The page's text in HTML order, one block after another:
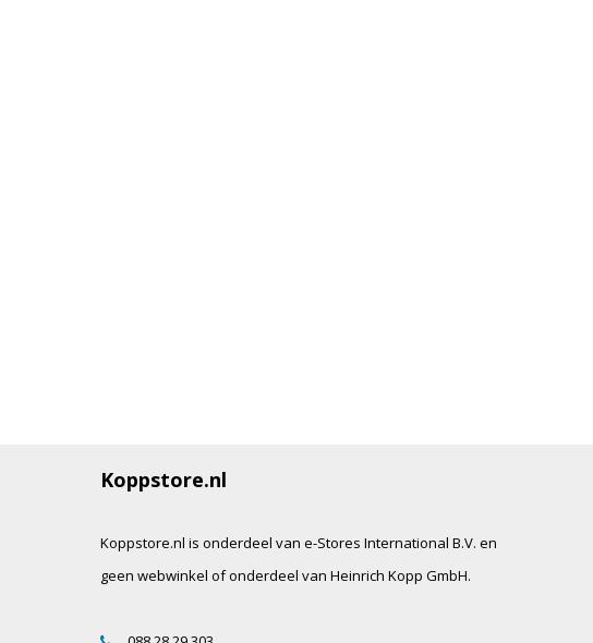
Koppstore.nl
Koppstore.nl is onderdeel van e-Stores International B.V. en
geen webwinkel of onderdeel van Heinrich Kopp GmbH.